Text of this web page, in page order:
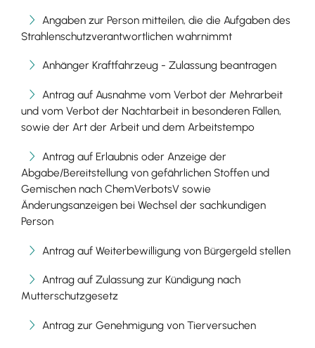
Angaben zur Person mitteilen, die die Aufgaben des
Strahlenschutzverantwortlichen wahrnimmt
Anhänger Kraftfahrzeug - Zulassung beantragen
Antrag auf Ausnahme vom Verbot der Mehrarbeit
und vom Verbot der Nachtarbeit in besonderen Fällen,
sowie der Art der Arbeit und dem Arbeitstempo
Antrag auf Erlaubnis oder Anzeige der
Abgabe/Bereitstellung von gefährlichen Stoffen und
Gemischen nach ChemVerbotsV sowie
Änderungsanzeigen bei Wechsel der sachkundigen
Person
Antrag auf Weiterbewilligung von Bürgergeld stellen
Antrag auf Zulassung zur Kündigung nach
Mutterschutzgesetz
Antrag zur Genehmigung von Tierversuchen